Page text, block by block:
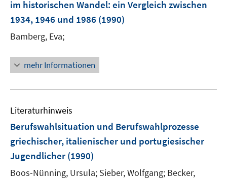
im historischen Wandel: ein Vergleich zwischen
1934, 1946 und 1986 (1990)
Bamberg, Eva;
mehr Informationen
Literaturhinweis
Berufswahlsituation und Berufswahlprozesse
griechischer, italienischer und portugiesischer
Jugendlicher (1990)
Boos-Nünning, Ursula; Sieber, Wolfgang; Becker,